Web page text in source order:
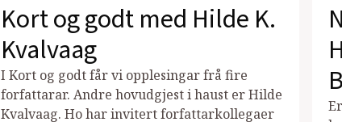
Kort og godt med Hilde K.
Kvalvaag
I Kort og godt får vi opplesingar frå fire
forfattarar. Andre hovudgjest i haust er Hilde
Kvalvaag. Ho har invitert forfattarkollegaer